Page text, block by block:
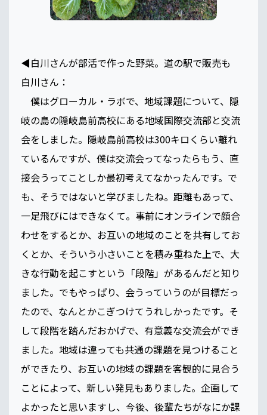
◀️白川さんが部活で作った野菜。道の駅で販売も
白川さん：
僕はグローカル・ラボで、地域課題について、隠
岐の島の隠岐島前高校にある地域国際交流部と交流
会をしました。隠岐島前高校は300キロくらい離れ
ているんですが、僕は交流会ってなったらもう、直
接会うってことしか最初考えてなかったんです。で
も、そうではないと学びましたね。距離もあって、
一足飛びにはできなくて。事前にオンラインで顔合
わせをするとか、お互いの地域のことを共有してお
くとか、そういう小さいことを積み重ねた上で、大
きな行動を起こすという「段階」があるんだと知り
ました。でもやっぱり、会うっていうのが目標だっ
たので、なんとかこぎつけてうれしかったです。そ
して段階を踏んだおかげで、有意義な交流会ができ
ました。地域は違っても共通の課題を見つけること
ができたり、お互いの地域の課題を客観的に見合う
ことによって、新しい発見もありました。企画して
よかったと思いますし、今後、後輩たちがなにか課